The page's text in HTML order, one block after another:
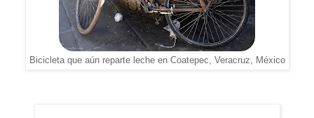
Bicicleta que aún reparte leche en Coatepec, Veracruz, México